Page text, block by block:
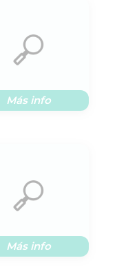
Más info
Más info